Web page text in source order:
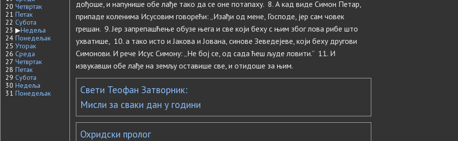
20 Четвртак
21 Петак
22 Субота
23 ▶Недеља
24 Понедељак
25 Уторак
26 Среда
27 Четвртак
28 Петак
29 Субота
30 Недеља
31 Понедељак
дођоше, и напунише обе лађе тако да се оне потапаху. 8. А кад виде Симон Петар,
припаде коленима Исусовим говорећи: „Изађи од мене, Господе, јер сам човек
грешан. 9. Јер запрепашћење обузе њега и све који беху с њим због лова рибе што
ухватише, 10. а тако исто и Јакова и Јована, синове Зеведејеве, који беху другови
Симонови. И рече Исус Симону: „Не бој се, од сада ћеш људе ловити.” 11. И
извукавши обе лађе на земљу оставише све, и отидоше за њим.
Свети Теофан Затворник:
Мисли за сваки дан у години
Охридски пролог